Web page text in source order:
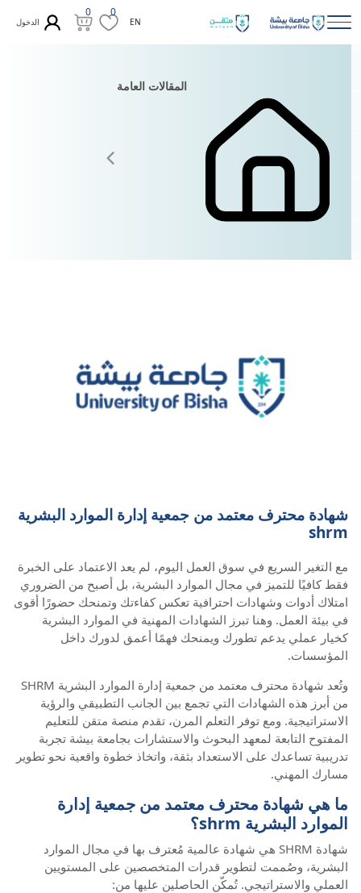
EN
0
0
الدخول
المقالات العامة
شهادة محترف معتمد من جمعية إدارة الموارد البشرية
shrm
مع التغير السريع في سوق العمل اليوم، لم يعد الاعتماد على الخبرة
فقط كافيًا للتميز في مجال الموارد البشرية، بل أصبح من الضروري
امتلاك أدوات وشهادات احترافية تعكس كفاءتك وتمنحك حضورًا أقوى
في بيئة العمل. وهنا تبرز الشهادات المهنية في الموارد البشرية
كخيار عملي يدعم تطورك ويمنحك فهمًا أعمق لدورك داخل
المؤسسات.
وتُعد شهادة محترف معتمد من جمعية إدارة الموارد البشرية SHRM
من أبرز هذه الشهادات التي تجمع بين الجانب التطبيقي والرؤية
الاستراتيجية. ومع توفر التعلم المرن، تقدم منصة متقن للتعليم
المفتوح التابعة لمعهد البحوث والاستشارات بجامعة بيشة تجربة
تدريبية تساعدك على الاستعداد بثقة، واتخاذ خطوة واقعية نحو تطوير
مسارك المهني.
ما هي شهادة محترف معتمد من جمعية إدارة
الموارد البشرية shrm؟
شهادة SHRM هي شهادة عالمية مُعترف بها في مجال الموارد
البشرية، وصُممت لتطوير قدرات المتخصصين على المستويين
العملي والاستراتيجي. تُمكّن الحاصلين عليها من: